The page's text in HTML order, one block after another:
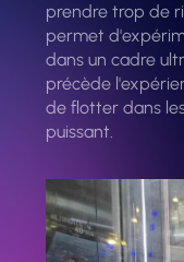
prendre trop de
permet
dans un cadre
précède
de flotter dans
puissant.